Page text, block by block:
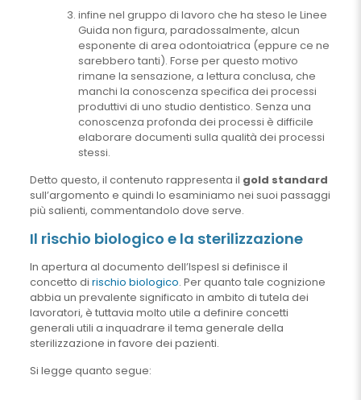
infine nel gruppo di lavoro che ha steso le Linee
Guida non figura, paradossalmente, alcun
esponente di area odontoiatrica (eppure ce ne
sarebbero tanti). Forse per questo motivo
rimane la sensazione, a lettura conclusa, che
manchi la conoscenza specifica dei processi
produttivi di uno studio dentistico. Senza una
conoscenza profonda dei processi è difficile
elaborare documenti sulla qualità dei processi
stessi.
Detto questo, il contenuto rappresenta il gold standard
sull’argomento e quindi lo esaminiamo nei suoi passaggi
più salienti, commentandolo dove serve.
Il rischio biologico e la sterilizzazione
In apertura al documento dell’Ispesl si definisce il
concetto di rischio biologico. Per quanto tale cognizione
abbia un prevalente significato in ambito di tutela dei
lavoratori, è tuttavia molto utile a definire concetti
generali utili a inquadrare il tema generale della
sterilizzazione in favore dei pazienti.
Si legge quanto segue: